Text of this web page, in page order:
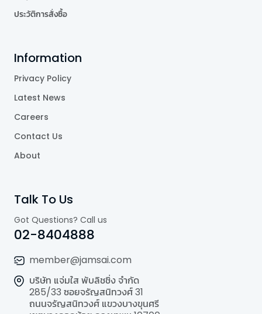
ประวัติการสั่งซื้อ
Information
Privacy Policy
Latest News
Careers
Contact Us
About
Talk To Us
Got Questions? Call us
02-8404888
member@jamsai.com
บริษัท แจ่มใส พับลิชชิ่ง จำกัด
285/33 ซอยจรัญสนิทวงศ์ 31
ถนนจรัญสนิทวงศ์ แขวงบางขุนศรี